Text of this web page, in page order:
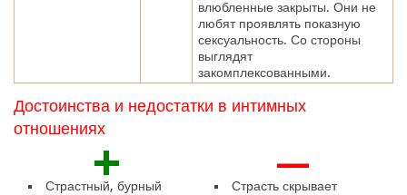
влюбленные закрыты. Они не
любят проявлять показную
сексуальность. Со стороны
выглядят
закомплексованными.
Достоинства и недостатки в интимных
отношениях
+
Страстный, бурный
—
Страсть скрывает